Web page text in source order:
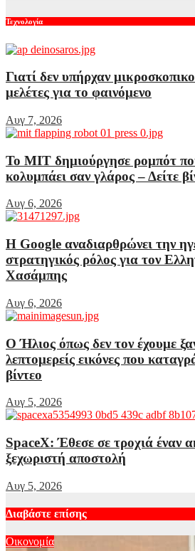
Τεχνολογία
Γιατί δεν υπήρχαν
μελέτες για το φαινόμενο
Αυγ 7, 2026
Το MIT δημιούργησε ρομπότ
κολυμπάει σαν γλάρος – Δείτε
Αυγ 6, 2026
Η Google αναδιαρθρώνει την
στρατηγικός ρόλος για τον
Χασάμπης
Αυγ 6, 2026
Ο Ήλιος όπως δεν τον έχουμε
λεπτομερείς εικόνες που
βίντεο
Αυγ 5, 2026
SpaceX: Έθεσε σε τροχιά έναν
ξεχωριστή αποστολή
Αυγ 5, 2026
Διαβάστε επίσης
Οικονομία